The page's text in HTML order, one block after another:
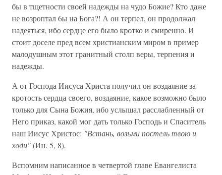
бы в тщетности своей надежды на чудо Божие? Кто даже
не возроптал 6ы на Бога?! А он терпел, он продолжал
надеяться, ибо сердце его было кротко и смиренно. И
стоит доселе пред всем христианским миром в пример
малодушным этот гранитный столп веры, терпения и
надежды.
А от Господа Иисуса Христа получил он воздаяние за
кротость сердца своего, воздаяние, какое возможно было
только для Сына Божия, ибо услышал расслабленный от
Него приказ, какой мог дать только Господь и Спаситель
наш Иисус Христос: "Встань, возьми постель твою и
ходи"(Ин. 5, 8).
Вспомним написанное в четвертой главе Евангелиста